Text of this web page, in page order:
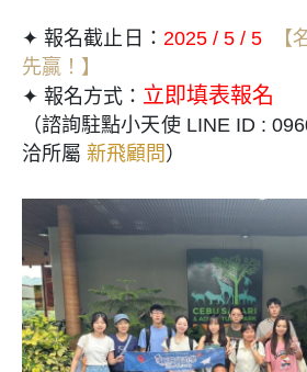
✦ 報名截止日： 2025 / 5 / 5
【
先贏！】
✦ 報名方式： 立即填表報名
（諮詢駐點小天使 LINE ID :
洽所屬 新飛顧問 ）